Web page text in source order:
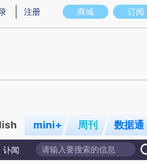
意图存在偏差。不代表财新观点和立场。
商城 订阅
注册
mini+ 周刊 数据通
讣闻